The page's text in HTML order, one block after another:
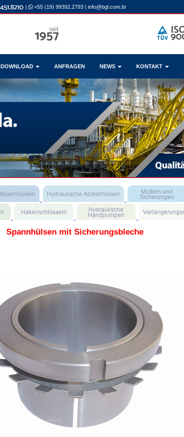
| +55 (19) 99392.2793 | info@bgl.com.br
DOWNLOAD ANFRAGEN NEWS KONTAKT
Spannhülsen mit Sicherungsbleche